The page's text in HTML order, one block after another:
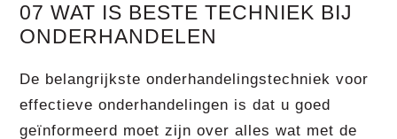
07 WAT IS BESTE TECHNIEK BIJ
ONDERHANDELEN
De belangrijkste onderhandelingstechniek voor
effectieve onderhandelingen is dat u goed
geïnformeerd moet zijn over alles wat met de